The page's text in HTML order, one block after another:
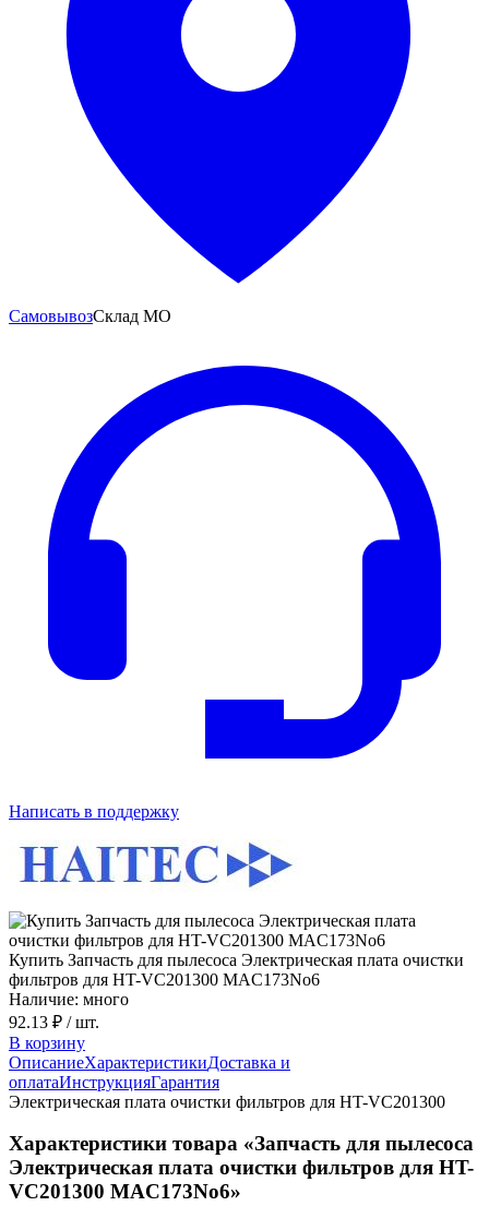
СамовывозСклад МО
Написать в поддержку
Купить Запчасть для пылесоса Электрическая плата очистки
фильтров для HT-VC201300 MAC173No6
Наличие: много
92.13 ₽ / шт.
В корзину
ОписаниеХарактеристикиДоставка и
оплатаИнструкцияГарантия
Электрическая плата очистки фильтров для HT-VC201300
Характеристики товара «Запчасть для пылесоса
Электрическая плата очистки фильтров для HT-
VC201300 MAC173No6»